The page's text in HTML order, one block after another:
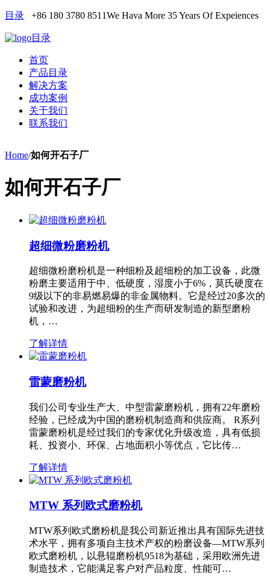
目录 +86 180 3780 8511We Hava More 35 Years Of Expeiences
目录
首页
产品目录
解决方案
成功案例
关于我们
联系我们
Home/如何开石子厂
如何开石子厂
超细微粉磨粉机
超细微粉磨粉机是一种细粉及超细粉的加工设备，此微
粉磨主要适用于中、低硬度，湿度小于6%，莫氏硬度在
9级以下的非易燃易爆的非金属物料。它是经过20多次的
试验和改进，为超细粉的生产而研发制造的新型磨粉
机，…
了解详情
雷蒙磨粉机
我们公司专业生产大、中型雷蒙磨粉机，拥有22年磨粉
经验，已经成为中国的磨粉机制造商和供应商。 R系列
雷蒙磨粉机是经过我们的专家优化升级改造，具有低损
耗、投资小、环保、占地面积小等优点，它比传…
了解详情
MTW 系列欧式磨粉机
MTW系列欧式磨粉机是我公司新近推出具有国际先进技
术水平，拥有多项自主技术产权的粉磨设备—MTW系列
欧式磨粉机，以悬辊磨粉机9518为基础，采用欧洲先进
制造技术，它能满足客户对产品粒度、性能可…